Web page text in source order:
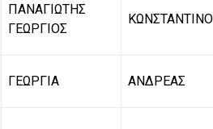
ΠΑΝΑΓΙΩΤΗΣ
ΓΕΩΡΓΙΟΣ
ΓΕΩΡΓΙΑ ΑΝΔΡΕΑΣ